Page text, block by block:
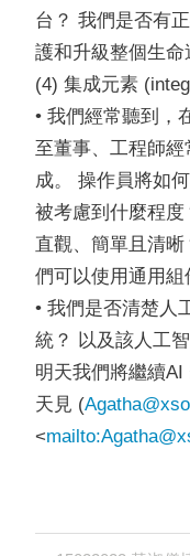
台？ 我們是否有
護和升級整個生命
(4) 集成元素
• 我們經常聽到，
至董事、工程師
成。 操作員將如
被考慮到什麼程
直觀、簡單且清
們可以使用通用組
• 我們是否清楚人
統？ 以及該人工
明天我們將繼續
天見 (
<mailto: